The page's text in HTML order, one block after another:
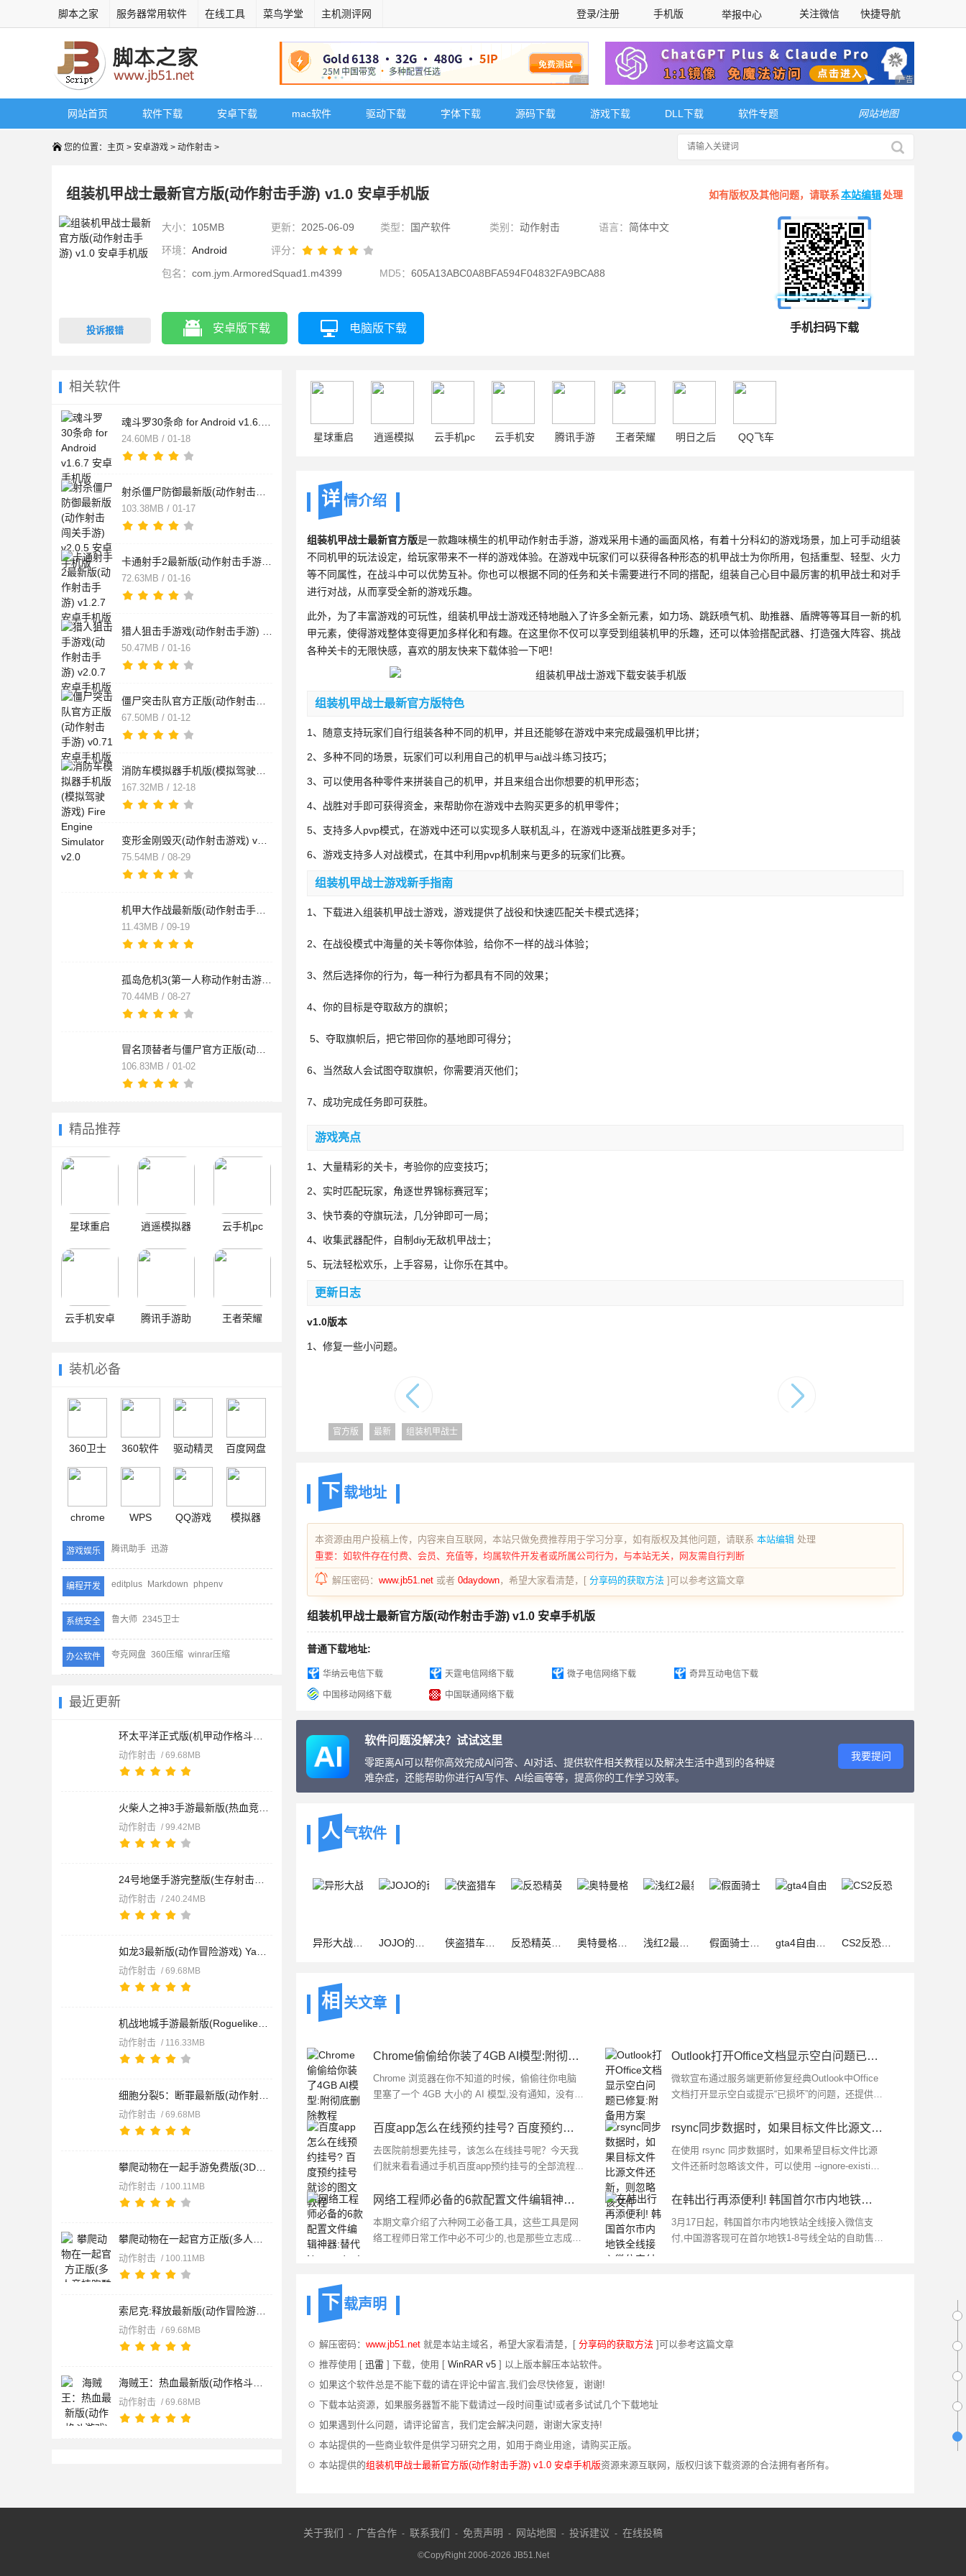
脚本之家 服务器常用软件 在线工具 菜鸟学堂 主机测评网 登录/注册 手机版 举报中心 关注微信 快捷导航
广告 商业广告，理性选择 广告 商业广告，理
网站首页 软件下载 安卓下载 mac软件 驱动下载 字体下载 源码下载 游戏下载 DLL下载 软件专题 网站地图
您的位置： 主页 > 安卓游戏 > 动作射击 >
组装机甲战士最新官方版(动作射击手游) v1.0 安卓手机版 如有版权及其他问题，请联系本站编辑处理
投诉报错
大小： 105MB 更新： 2025-06-09 类型： 国产软件 类别： 动作射击 语言： 简体中文
环境： Android
评分：
包名： com.jym.ArmoredSquad1.m4399 MD5： 605A13ABC0A8BFA594F04832FA9BCA88
安卓版下载 电脑版下载 手机扫码下载
相关软件
24.60MB / 01-18
103.38MB / 01-17
72.63MB / 01-16
50.47MB / 01-16
67.50MB / 01-12
167.32MB / 12-18
75.54MB / 08-29
11.43MB / 09-19
70.44MB / 08-27
106.83MB / 01-02
精品推荐
星球重启 逍遥模拟器 云手机pc
云手机安卓 腾讯手游助 王者荣耀
装机必备
360卫士 360软件 驱动精灵 百度网盘
chrome WPS QQ游戏 模拟器
游戏娱乐 腾讯助手 迅游
编程开发 editplus Markdown phpenv
系统安全 鲁大师 2345卫士
办公软件 夸克网盘 360压缩 winrar压缩
最近更新
动作射击 / 69.68MB
动作射击 / 99.42MB
动作射击 / 240.24MB
动作射击 / 69.68MB
动作射击 / 116.33MB
动作射击 / 69.68MB
动作射击 / 100.11MB
动作射击 / 100.11MB
动作射击 / 69.68MB
动作射击 / 69.68MB
星球重启
逍遥模拟
云手机pc
云手机安
腾讯手游
王者荣耀 明日之后 QQ飞车
详 情介绍
组装机甲战士最新官方版是一款趣味横生的机甲动作射击手游，游戏采用卡通的画面风格，有着十分科幻的游戏场景，加上可手动组装
不同机甲的玩法设定，给玩家带来不一样的游戏体验。在游戏中玩家们可以获得各种形态的机甲战士为你所用，包括重型、轻型、火力
等不同属性，在战斗中可以优势互补。你也可以根据不同的任务和关卡需要进行不同的搭配，组装自己心目中最厉害的机甲战士和对手
进行对战，从而享受全新的游戏乐趣。
此外，为了丰富游戏的可玩性，组装机甲战士游戏还特地融入了许多全新元素，如力场、跳跃喷气机、助推器、盾牌等等耳目一新的机
甲元素，使得游戏整体变得更加多样化和有趣。在这里你不仅可以享受到组装机甲的乐趣，还可以体验搭配武器、打造强大阵容、挑战
各种关卡的无限快感，喜欢的朋友快来下载体验一下吧！
组装机甲战士最新官方版特色
1、随意支持玩家们自行组装各种不同的机甲，并且还能够在游戏中来完成最强机甲比拼；
2、多种不同的场景，玩家们可以利用自己的机甲与ai战斗练习技巧；
3、可以使用各种零件来拼装自己的机甲，并且来组合出你想要的机甲形态；
4、战胜对手即可获得资金，来帮助你在游戏中去购买更多的机甲零件；
5、支持多人pvp模式，在游戏中还可以实现多人联机乱斗，在游戏中逐渐战胜更多对手；
6、游戏支持多人对战模式，在其中利用pvp机制来与更多的玩家们比赛。
组装机甲战士游戏新手指南
1、下载进入组装机甲战士游戏，游戏提供了战役和快速匹配关卡模式选择；
2、在战役模式中海量的关卡等你体验，给你不一样的战斗体验；
3、然后选择你的行为，每一种行为都具有不同的效果；
4、你的目标是夺取敌方的旗帜；
5、夺取旗帜后，把它带回你的基地即可得分；
6、当然敌人会试图夺取旗帜，你需要消灭他们；
7、成功完成任务即可获胜。
游戏亮点
1、大量精彩的关卡，考验你的应变技巧；
2、实时匹配玩家，角逐世界锦标赛冠军；
3、快节奏的夺旗玩法，几分钟即可一局；
4、收集武器配件，自制diy无敌机甲战士；
5、玩法轻松欢乐，上手容易，让你乐在其中。
更新日志
v1.0版本
1、修复一些小问题。
官方版 最新 组装机甲战士
下 载地址
本资源由用户投稿上传，内容来自互联网，本站只做免费推荐用于学习分享，如有版权及其他问题，请联系 本站编辑 处理
重要：如软件存在付费、会员、充值等，均属软件开发者或所属公司行为，与本站无关，网友需自行判断
解压密码： www.jb51.net 或者 0daydown，希望大家看清楚，[ 分享码的获取方法 ]可以参考这篇文章
组装机甲战士最新官方版(动作射击手游) v1.0 安卓手机版
普通下载地址:
华纳云电信下载 天霆电信网络下载 微子电信网络下载 奇异互动电信下载
中国移动网络下载 中国联通网络下载
软件问题没解决？试试这里
零距离AI可以帮你高效完成AI问答、AI对话、提供软件相关教程以及解决生活中遇到的各种疑
难杂症，还能帮助你进行AI写作、AI绘画等等，提高你的工作学习效率。
我要提问
人 气软件
异形大战铁血战士2026最新版(动作射击手游) Aliens vs Predator JOJO的奇幻冒险群星之战重制版中文版(2D横版街机格斗游戏) v2.10 侠盗猎车手5中文版(动作冒险游戏) v2.10.0 免费安卓版 反恐精英cs1.6(第一人称枪战射击游戏) v2.10.0 安卓手机版 奥特曼格斗进化3手机版最新版(动作格斗类手游) v2.10.0 安卓版 浅红2最新版(战争射击类手游) 易红2 Easy Red 2 v1.6.8 安卓手 假面骑士巅峰乱斗中文官方版(动作格斗类游戏) for Android v2.10 gta4自由城之章官方正版(动作冒险手游) v2.10.0 安卓版 CS2反恐精英2(第一人称射击游戏) v2.10.0 安卓手机版
相 关文章
Chrome偷偷给你装了4GB AI模型:附彻底删除教程
Chrome 浏览器在你不知道的时候，偷偷往你电脑
里塞了一个 4GB 大小的 AI 模型,没有通知，没有弹
方法...
Outlook打开Office文档显示空白问题已修复:附备用方案
微软宣布通过服务端更新修复经典Outlook中Office
文档打开显示空白或提示“已损坏”的问题，还提供了
避该错误...
百度app怎么在线预约挂号? 百度预约挂号就诊的图文教程
去医院前想要先挂号，该怎么在线挂号呢？今天我
们就来看看通过手机百度app预约挂号的全部流程...
rsync同步数据时，如果目标文件比源文件还新，则忽略该文件
在使用 rsync 同步数据时，如果希望目标文件比源
文件还新时忽略该文件，可以使用 --ignore-existing
件，即使源文件比目标...
网络工程师必备的6款配置文件编辑神器:替代Notepad++!
本期文章介绍了六种网工必备工具，这些工具是网
络工程师日常工作中必不可少的,也是那些立志成为
在韩出行再添便利! 韩国首尔市内地铁全线接入微信支付
3月17日起，韩国首尔市内地铁站全线接入微信支
付,中国游客现可在首尔地铁1-8号线全站的自助售票
下 载声明
☉ 解压密码： www.jb51.net 就是本站主域名，希望大家看清楚，[ 分享码的获取方法 ]可以参考这篇文章
☉ 推荐使用 [ 迅雷 ] 下载，使用 [ WinRAR v5 ] 以上版本解压本站软件。
☉ 如果这个软件总是不能下载的请在评论中留言,我们会尽快修复，谢谢!
☉ 下载本站资源，如果服务器暂不能下载请过一段时间重试!或者多试试几个下载地址
☉ 如果遇到什么问题，请评论留言，我们定会解决问题，谢谢大家支持!
☉ 本站提供的一些商业软件是供学习研究之用，如用于商业用途，请购买正版。
☉ 本站提供的组装机甲战士最新官方版(动作射击手游) v1.0 安卓手机版资源来源互联网，版权归该下载资源的合法拥有者所有。
关于我们 - 广告合作 - 联系我们 - 免责声明 - 网站地图 - 投诉建议 - 在线投稿
©CopyRight 2006-2026 JB51.Net